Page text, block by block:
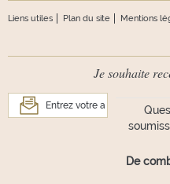
Liens utiles Plan du site Mentions
Je souhaite
De